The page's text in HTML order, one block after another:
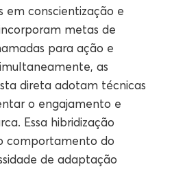
em conscientização e
metas de
para ação e
as
direta adotam técnicas
o engajamento e
Essa hibridização
comportamento do
de adaptação